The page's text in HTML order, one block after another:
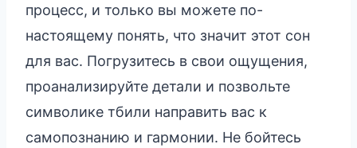
процесс, и только вы можете по-
настоящему понять, что значит этот сон
для вас. Погрузитесь в свои ощущения,
проанализируйте детали и позвольте
символике тбили направить вас к
самопознанию и гармонии. Не бойтесь